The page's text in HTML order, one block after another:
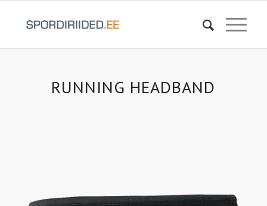
RUNNING HEADBAND